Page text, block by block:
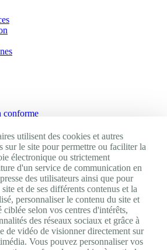
conforme
utilisent des cookies et autres
sur le site pour permettre ou faciliter la
électronique ou strictement
d'un service de communication en
des utilisateurs ainsi que pour
et de ses différents contenus et la
personnaliser le contenu du site et
selon vos centres d'intérêts,
des réseaux sociaux et grâce à
de vidéo de visionner directement sur
Vous pouvez personnaliser vos